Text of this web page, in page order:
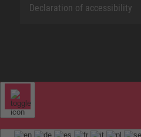
Declaration of accessibility